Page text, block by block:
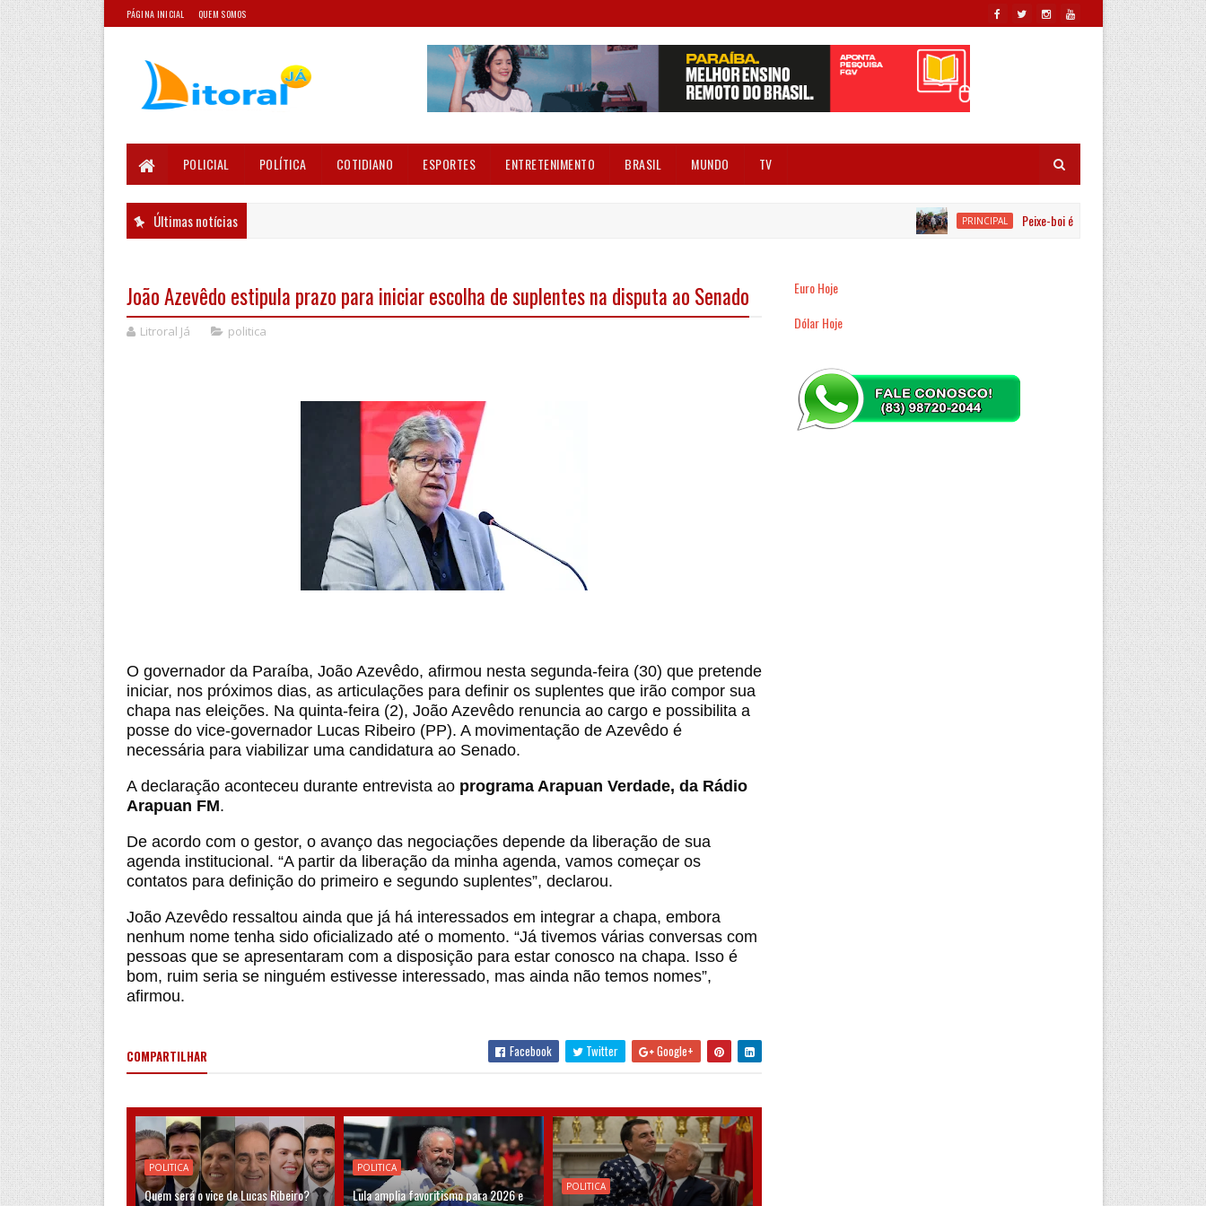
PÁGINA INICIAL QUEM SOMOS
POLICIAL POLÍTICA COTIDIANO ESPORTES ENTRETENIMENTO BRASIL MUNDO TV
Últimas notícias PRINCIPAL Peixe-boi é resgatado por equipes
João Azevêdo estipula prazo para iniciar escolha de suplentes na disputa ao Senado
Litroral Já politica
O governador da Paraíba, João Azevêdo, afirmou nesta segunda-feira (30) que pretende
iniciar, nos próximos dias, as articulações para definir os suplentes que irão compor sua
chapa nas eleições. Na quinta-feira (2), João Azevêdo renuncia ao cargo e possibilita a
posse do vice-governador Lucas Ribeiro (PP). A movimentação de Azevêdo é
necessária para viabilizar uma candidatura ao Senado.
A declaração aconteceu durante entrevista ao programa Arapuan Verdade, da Rádio
Arapuan FM.
De acordo com o gestor, o avanço das negociações depende da liberação de sua
agenda institucional. “A partir da liberação da minha agenda, vamos começar os
contatos para definição do primeiro e segundo suplentes”, declarou.
João Azevêdo ressaltou ainda que já há interessados em integrar a chapa, embora
nenhum nome tenha sido oficializado até o momento. “Já tivemos várias conversas com
pessoas que se apresentaram com a disposição para estar conosco na chapa. Isso é
bom, ruim seria se ninguém estivesse interessado, mas ainda não temos nomes”,
afirmou.
COMPARTILHAR Facebook Twitter Google+
POLITICA
Quem será o vice de Lucas Ribeiro?
POLITICA
Lula amplia favoritismo para 2026 e
POLITICA
Euro Hoje
Dólar Hoje